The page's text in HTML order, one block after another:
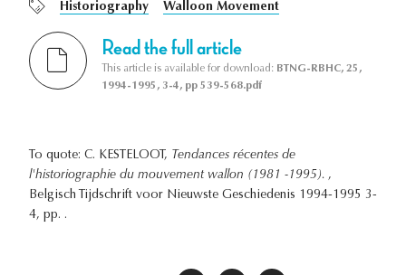
Historiography Walloon Movement
Read the full article
This article is available for download: BTNG-RBHC, 25,
1994-1995, 3-4, pp 539-568.pdf
To quote: C. KESTELOOT, Tendances récentes de
l'historiographie du mouvement wallon (1981 -1995). ,
Belgisch Tijdschrift voor Nieuwste Geschiedenis 1994-1995 3-
4, pp. .